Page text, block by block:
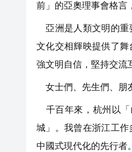
前」的亞奧理事會格言
亞洲是人類文明的重
文化交相輝映提供了
強文明自信，堅持交流
女士們、先生們、朋
千百年來，杭州以「
城」。我曾在浙江工
中國式現代化的先行者